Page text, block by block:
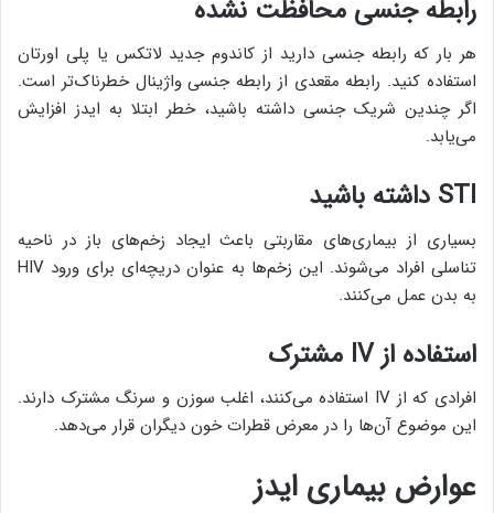
رابطه جنسی محافظت نشده
هر بار که رابطه جنسی دارید از کاندوم جدید لاتکس یا پلی اورتان
استفاده کنید. رابطه مقعدی از رابطه جنسی واژینال خطرناک‌تر است.
اگر چندین شریک جنسی داشته باشید، خطر ابتلا به ایدز افزایش
می‌یابد.
STI داشته باشید
بسیاری از بیماری‌های مقاربتی باعث ایجاد زخم‌های باز در ناحیه
تناسلی افراد می‌شوند. این زخم‌ها به عنوان دریچه‌ای برای ورود HIV
به بدن عمل می‌کنند.
استفاده ازIV مشترک
افرادی که از IV استفاده می‌کنند، اغلب سوزن و سرنگ مشترک دارند.
این موضوع آن‌ها را در معرض قطرات خون دیگران قرار می‌دهد.
عوارض بیماری ایدز